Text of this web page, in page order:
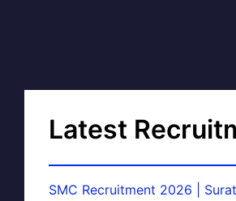
Latest
SMC Recruitment 2026 |